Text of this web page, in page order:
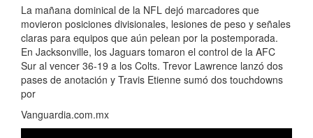
La mañana dominical de la NFL dejó marcadores que
movieron posiciones divisionales, lesiones de peso y señales
claras para equipos que aún pelean por la postemporada.
En Jacksonville, los Jaguars tomaron el control de la AFC
Sur al vencer 36-19 a los Colts. Trevor Lawrence lanzó dos
pases de anotación y Travis Etienne sumó dos touchdowns
por
Vanguardia.com.mx